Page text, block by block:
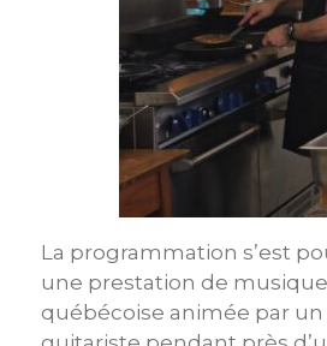
La programmation s’est
une prestation de
québécoise animée par